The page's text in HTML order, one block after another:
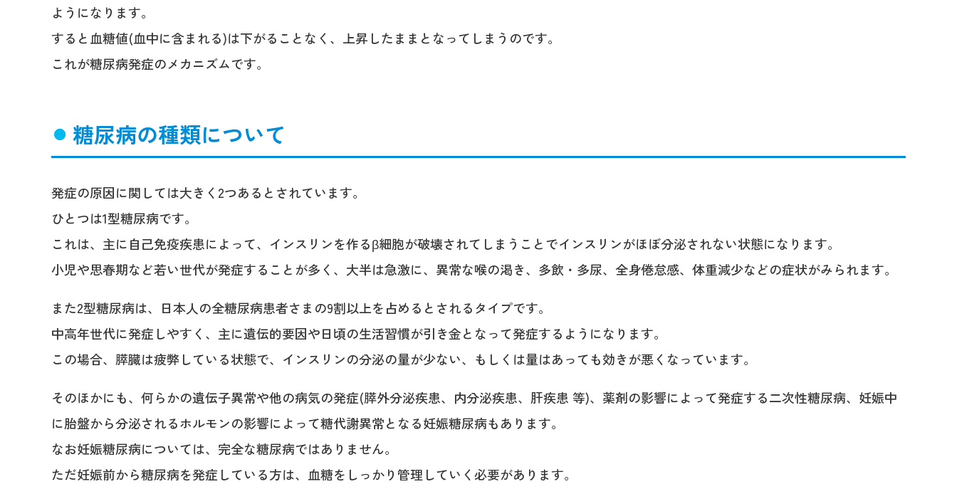
ようになります。
すると血糖値(血中に含まれる)は下がることなく、上昇したままとなってしまうのです。
これが糖尿病発症のメカニズムです。
糖尿病の種類について
発症の原因に関しては大きく2つあるとされています。
ひとつは1型糖尿病です。
これは、主に自己免疫疾患によって、インスリンを作るβ細胞が破壊されてしまうことでインスリンがほぼ分泌されない状態になります。
小児や思春期など若い世代が発症することが多く、大半は急激に、異常な喉の渇き、多飲・多尿、全身倦怠感、体重減少などの症状がみられます。
また2型糖尿病は、日本人の全糖尿病患者さまの9割以上を占めるとされるタイプです。
中高年世代に発症しやすく、主に遺伝的要因や日頃の生活習慣が引き金となって発症するようになります。
この場合、膵臓は疲弊している状態で、インスリンの分泌の量が少ない、もしくは量はあっても効きが悪くなっています。
そのほかにも、何らかの遺伝子異常や他の病気の発症(膵外分泌疾患、内分泌疾患、肝疾患 等)、薬剤の影響によって発症する二次性糖尿病、妊娠中
に胎盤から分泌されるホルモンの影響によって糖代謝異常となる妊娠糖尿病もあります。
なお妊娠糖尿病については、完全な糖尿病ではありません。
ただ妊娠前から糖尿病を発症している方は、血糖をしっかり管理していく必要があります。